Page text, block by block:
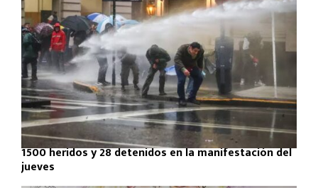
1500 heridos y 28 detenidos en la manifestación del
jueves